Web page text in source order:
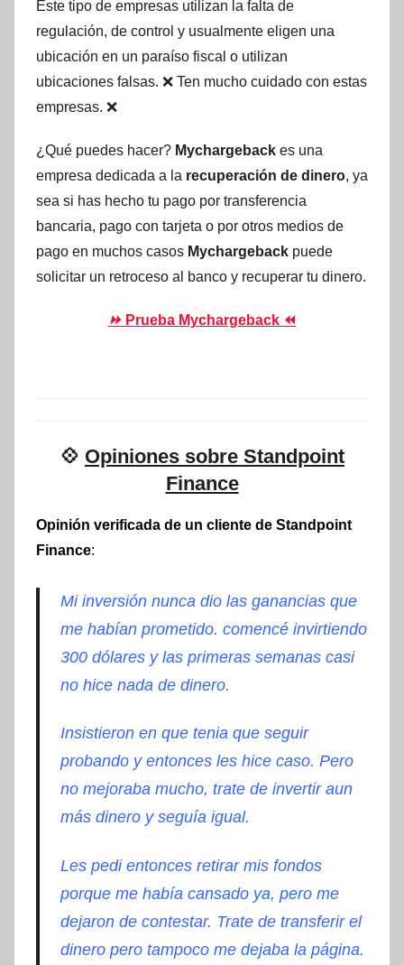
Este tipo de empresas utilizan la falta de
regulación, de control y usualmente eligen una
ubicación en un paraíso fiscal o utilizan
ubicaciones falsas. ❌ Ten mucho cuidado con estas
empresas. ❌
¿Qué puedes hacer? Mychargeback es una
empresa dedicada a la recuperación de dinero, ya
sea si has hecho tu pago por transferencia
bancaria, pago con tarjeta o por otros medios de
pago en muchos casos Mychargeback puede
solicitar un retroceso al banco y recuperar tu dinero.
⏩ Prueba Mychargeback ⏪
💠 Opiniones sobre Standpoint
Finance
Opinión verificada de un cliente de Standpoint
Finance:
Mi inversiónnunca dio las ganancias que
me habíanprometido. comencéinvirtiendo
300 dólaresy las primeras semanas casi
no hice nada de dinero.
Insistieron en que tenia que seguir
probando y entonces les hice caso. Pero
no mejoraba mucho, trate de invertir aun
más dinero y seguía igual.
Les pedi entonces retirar mis fondos
porque me había cansado ya, pero me
dejaron de contestar. Trate de transferir el
dinero pero tampoco me dejaba la página.